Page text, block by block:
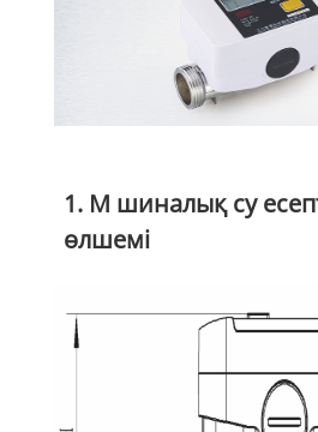
1. M шиналық су
өлшемі